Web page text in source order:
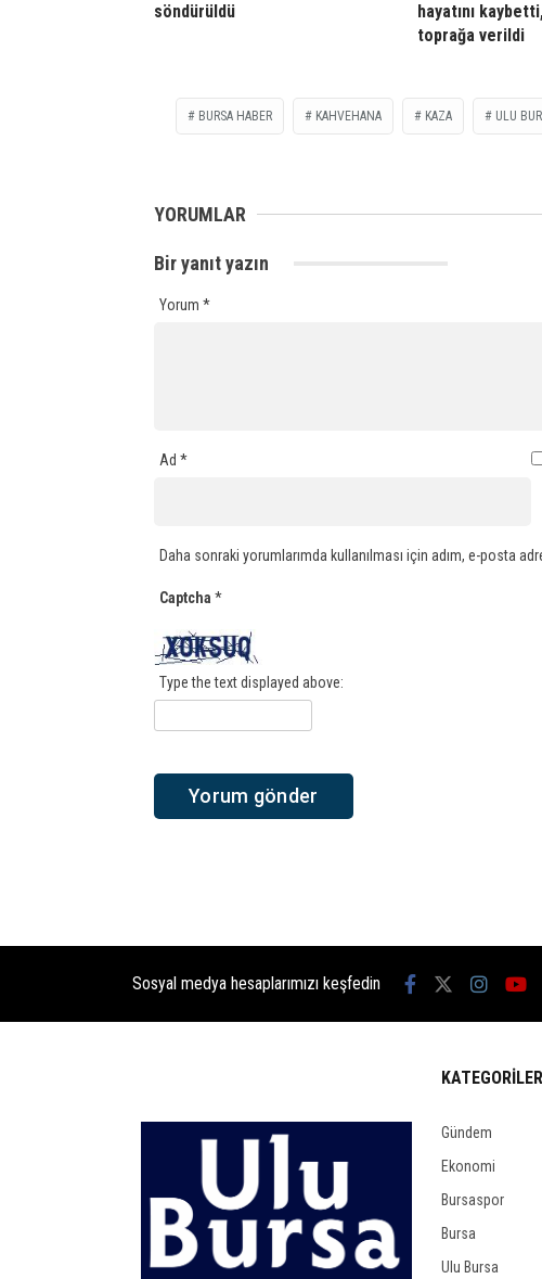
söndürüldü
hayatını
toprağa verildi
BURSA HABER KAHVEHANA KAZA ULU
YORUMLAR
Bir yanıt yazın
Yorum *
Ad *
Daha sonraki yorumlarımda kullanılması için adım, e-posta
Captcha *
Type the text displayed above:
Sosyal medya hesaplarımızı keşfedin
KATEGORİLER
Gündem
Ekonomi
Bursaspor
Bursa
Ulu Bursa